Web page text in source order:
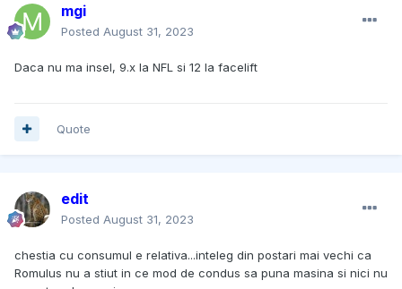
mgi
Posted August 31, 2023
Daca nu ma insel, 9.x la NFL si 12 la facelift
Quote
edit
Posted August 31, 2023
chestia cu consumul e relativa...inteleg din postari mai vechi ca
Romulus nu a stiut in ce mod de condus sa puna masina si nici nu